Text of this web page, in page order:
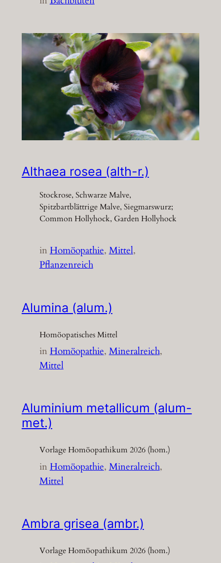
Althaea rosea (alth-r.)
Stockrose, Schwarze Malve,
Spitzbartblättrige Malve, Siegmarswurz;
Common Hollyhock, Garden Hollyhock
inHomöopathie, Mittel
Pflanzenreich
Alumina (alum.)
Homöopatisches Mittel
inHomöopathie, Mineralreich
Mittel
Aluminium metallicum (alum-
met.)
Vorlage Homöopathikum 2026 (hom.)
inHomöopathie, Mineralreich
Mittel
Ambra grisea (ambr.)
Vorlage Homöopathikum 2026 (hom.)